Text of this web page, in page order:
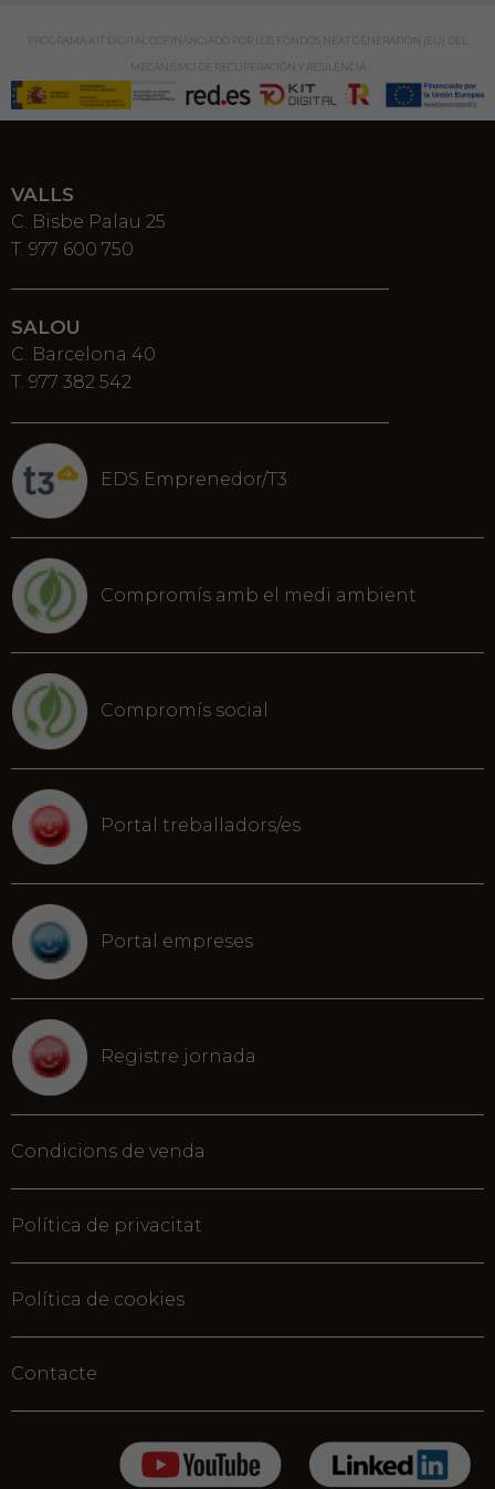
PROGRAMA KIT DIGITAL COFINANCIADO POR LOS FONDOS NEXT GENERATION (EU) DEL
MECANISMO DE RECUPERACIÓN Y RESILENCIA
VALLS
C. Bisbe Palau 25
T. 977 600 750
SALOU
C. Barcelona 40
T. 977 382 542
EDS Emprenedor/T3
Compromís amb el medi ambient
Compromís social
Portal treballadors/es
Portal empreses
Registre jornada
Condicions de venda
Política de privacitat
Política de cookies
Contacte